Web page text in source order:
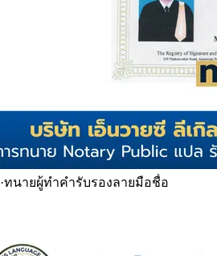
·ทนายผู้ทำคำรับรองลายมือชื่อ